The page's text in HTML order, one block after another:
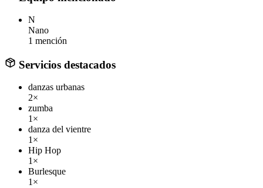
N
Nano
1 mención
Servicios destacados
danzas urbanas
2×
zumba
1×
danza del vientre
1×
Hip Hop
1×
Burlesque
1×